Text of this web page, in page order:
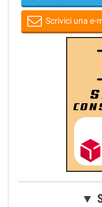
Scrivici una e-
▼